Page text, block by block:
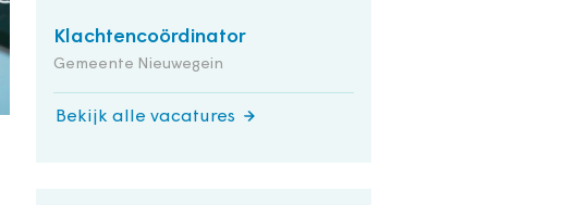
Klachtencoördinator
Gemeente Nieuwegein
Bekijk alle vacatures